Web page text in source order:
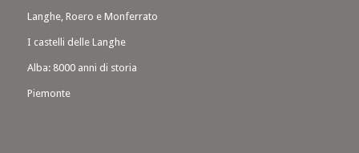
Langhe, Roero e Monferrato
I castelli delle Langhe
Alba: 8000 anni di storia
Piemonte